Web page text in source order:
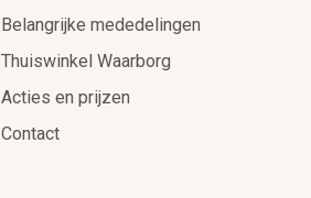
Belangrijke mededelingen
Thuiswinkel Waarborg
Acties en prijzen
Contact